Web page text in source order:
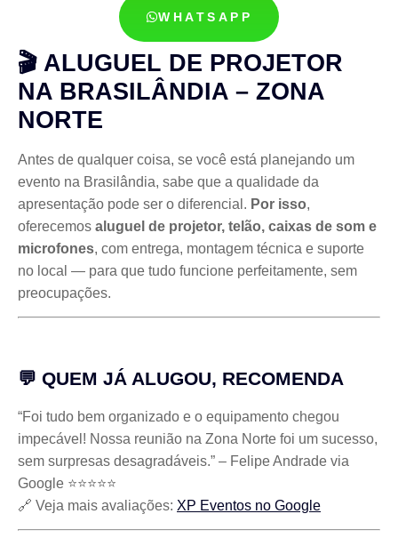
WHATSAPP
🎬 ALUGUEL DE PROJETOR
NA BRASILÂNDIA – ZONA
NORTE
Antes de qualquer coisa, se você está planejando um
evento na Brasilândia, sabe que a qualidade da
apresentação pode ser o diferencial. Por isso,
oferecemos aluguel de projetor, telão, caixas de som e
microfones, com entrega, montagem técnica e suporte
no local — para que tudo funcione perfeitamente, sem
preocupações.
💬 QUEM JÁ ALUGOU, RECOMENDA
“Foi tudo bem organizado e o equipamento chegou
impecável! Nossa reunião na Zona Norte foi um sucesso,
sem surpresas desagradáveis.” – Felipe Andrade via
Google ⭐⭐⭐⭐⭐
🔗 Veja mais avaliações: XP Eventos no Google